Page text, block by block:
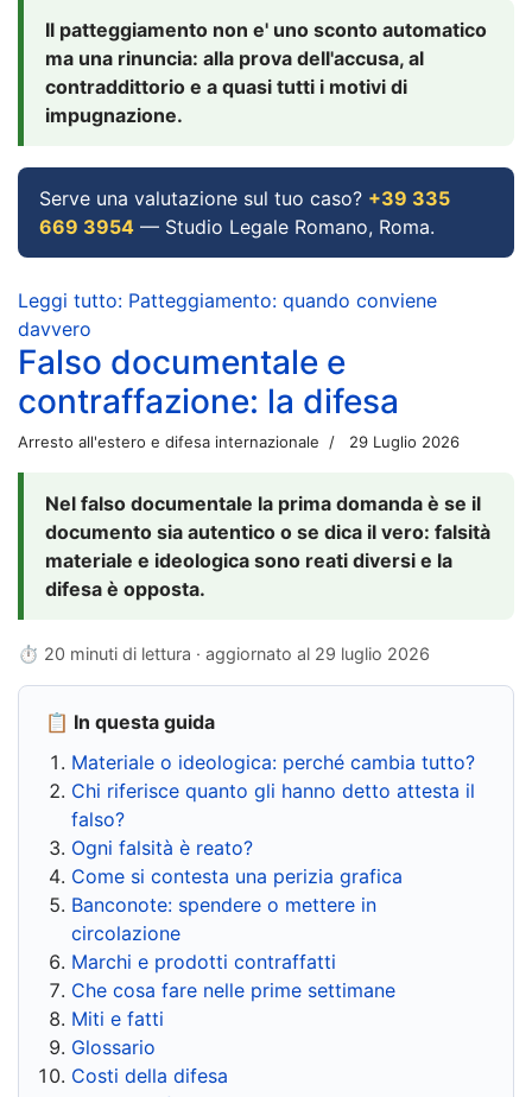
Il patteggiamento non e' uno sconto automatico
ma una rinuncia: alla prova dell'accusa, al
contraddittorio e a quasi tutti i motivi di
impugnazione.
Serve una valutazione sul tuo caso? +39 335
669 3954 — Studio Legale Romano, Roma.
Leggi tutto: Patteggiamento: quando conviene
davvero
Falso documentale e
contraffazione: la difesa
Arresto all'estero e difesa internazionale 29 Luglio 2026
Nel falso documentale la prima domanda è se il
documento sia autentico o se dica il vero: falsità
materiale e ideologica sono reati diversi e la
difesa è opposta.
⏱ 20 minuti di lettura · aggiornato al 29 luglio 2026
📋 In questa guida
Materiale o ideologica: perché cambia tutto?
Chi riferisce quanto gli hanno detto attesta il
falso?
Ogni falsità è reato?
Come si contesta una perizia grafica
Banconote: spendere o mettere in
circolazione
Marchi e prodotti contraffatti
Che cosa fare nelle prime settimane
Miti e fatti
Glossario
Costi della difesa